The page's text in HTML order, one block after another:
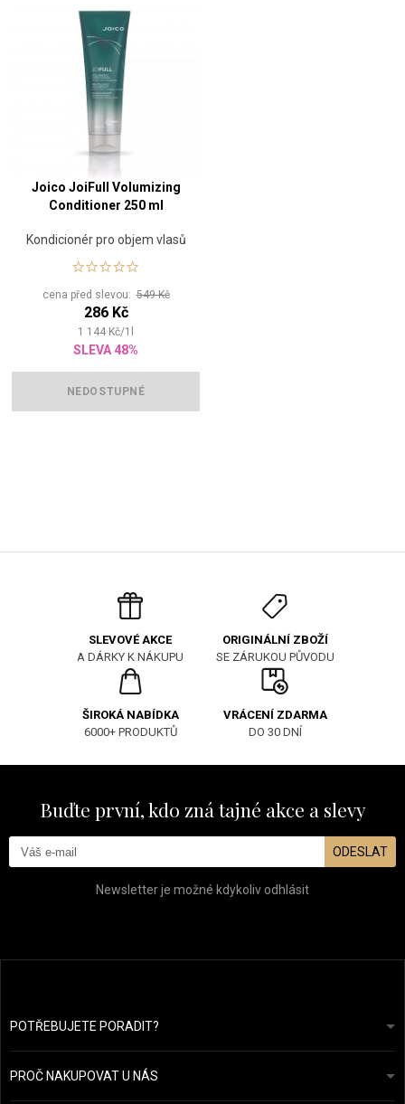
Joico JoiFull Volumizing
Conditioner 250 ml
Kondicionér pro objem vlasů
cena před slevou:549 Kč
286 Kč
1 144 Kč/1
SLEVA 48%
NEDOSTUPNÉ
SLEVOVÉ AKCE
A DÁRKY K NÁKUPU
ORIGINÁLNÍ ZBOŽÍ
SE ZÁRUKOU PŮVODU
ŠIROKÁ NABÍDKA
6000+ PRODUKTŮ
VRÁCENÍ ZDARMA
DO 30 DNÍ
Buďte první, kdo zná tajné akce a slevy
ODESLAT
Newsletter je možné kdykoliv odhlásit
POTŘEBUJETE PORADIT?info@prozdravevlasy.cz
Odpovíme do 24 hodin.
PROČ NAKUPOVAT U NÁS
Obchodní podmínky
Ochrana osobních údajů
Náš příběh